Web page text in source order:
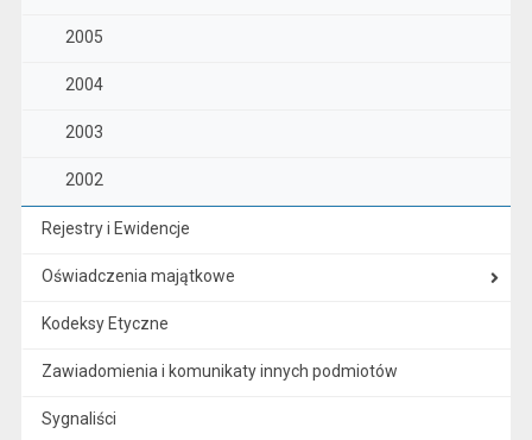
2005
2004
2003
2002
Rejestry i Ewidencje
Oświadczenia majątkowe
Kodeksy Etyczne
Zawiadomienia i komunikaty innych podmiotów
Sygnaliści